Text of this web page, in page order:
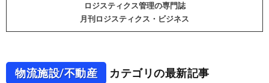
ロジスティクス管理の専門誌
月刊ロジスティクス・ビジネス
物流施設/不動産 カテゴリの最新記事